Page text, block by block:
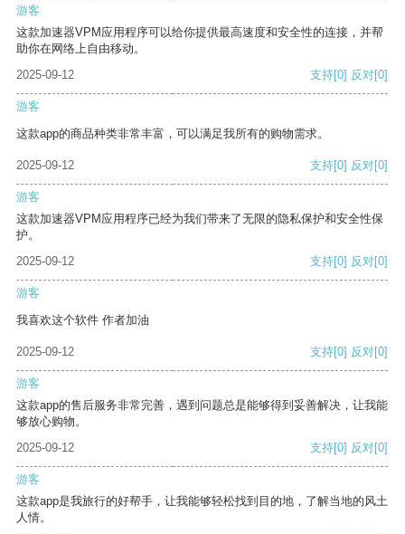
游客
这款加速器VPM应用程序可以给你提供最高速度和安全性的连接，并帮
助你在网络上自由移动。
2025-09-12
支持[0] 反对[0]
游客
这款app的商品种类非常丰富，可以满足我所有的购物需求。
2025-09-12 支持[0] 反对[0]
游客
这款加速器VPM应用程序已经为我们带来了无限的隐私保护和安全性保
护。
2025-09-12
支持[0] 反对[0]
游客
我喜欢这个软件 作者加油
2025-09-12 支持[0] 反对[0]
游客
这款app的售后服务非常完善，遇到问题总是能够得到妥善解决，让我能
够放心购物。
2025-09-12
支持[0] 反对[0]
游客
这款app是我旅行的好帮手，让我能够轻松找到目的地，了解当地的风土
人情。